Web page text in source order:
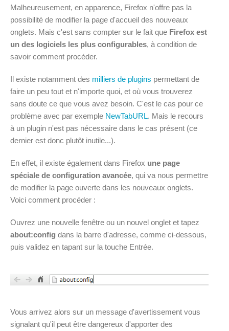
Malheureusement, en apparence, Firefox n'offre pas la
possibilité de modifier la page d'accueil des nouveaux
onglets. Mais c'est sans compter sur le fait que Firefox est
un des logiciels les plus configurables, à condition de
savoir comment procéder.
Il existe notamment des milliers de plugins permettant de
faire un peu tout et n'importe quoi, et où vous trouverez
sans doute ce que vous avez besoin. C'est le cas pour ce
problème avec par exemple NewTabURL. Mais le recours
à un plugin n'est pas nécessaire dans le cas présent (ce
dernier est donc plutôt inutile...).
En effet, il existe également dans Firefox une page
spéciale de configuration avancée, qui va nous permettre
de modifier la page ouverte dans les nouveaux onglets.
Voici comment procéder :
Ouvrez une nouvelle fenêtre ou un nouvel onglet et tapez
about:config dans la barre d'adresse, comme ci-dessous,
puis validez en tapant sur la touche Entrée.
Vous arrivez alors sur un message d'avertissement vous
signalant qu'il peut être dangereux d'apporter des